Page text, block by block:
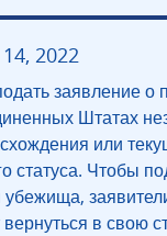
2022
заявление о
Штатах
или
статуса. Чтобы
в свою